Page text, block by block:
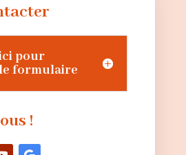
pour
formulaire
!